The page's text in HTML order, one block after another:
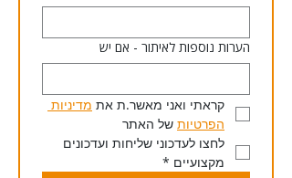
הערות נוספות לאיתור - אם יש
קראתי ואני מאשר.ת את
הפרטיות של האתר
מקצועיים *